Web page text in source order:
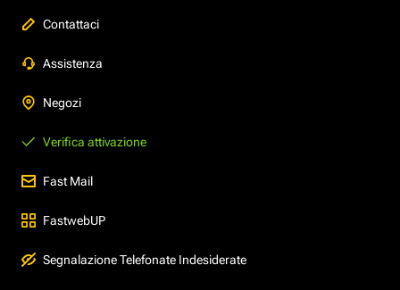
Contattaci
Assistenza
Negozi
Verifica attivazione
Fast Mail
FastwebUP
Segnalazione Telefonate Indesiderate